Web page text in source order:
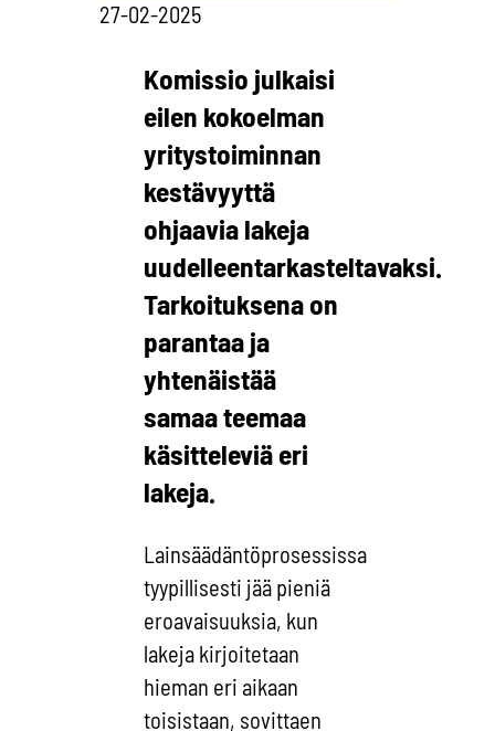
27-02-2025
Komissio julkaisi
eilen kokoelman
yritystoiminnan
kestävyyttä
ohjaavia lakeja
uudelleentarkasteltavaksi.
Tarkoituksena on
parantaa ja
yhtenäistää
samaa teemaa
käsitteleviä eri
lakeja.
Lainsäädäntöprosessissa
tyypillisesti jää pieniä
eroavaisuuksia, kun
lakeja kirjoitetaan
hieman eri aikaan
toisistaan, sovittaen